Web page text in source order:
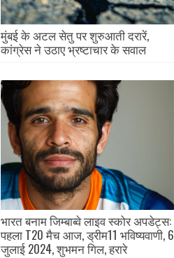
मुंबई के अटल सेतु पर शुरुआती दरारें,
कांग्रेस ने उठाए भ्रष्टाचार के सवाल
भारत बनाम जिम्बाब्वे लाइव स्कोर अपडेट्स:
पहला T20 मैच आज, ड्रीम11 भविष्यवाणी, 6
जुलाई 2024, शुभमन गिल, हरारे